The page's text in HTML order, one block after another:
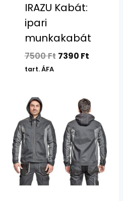
IRAZU Kabát:
ipari
munkakabát
7500Ft Original
7390 FtCurrent
tart. ÁFA